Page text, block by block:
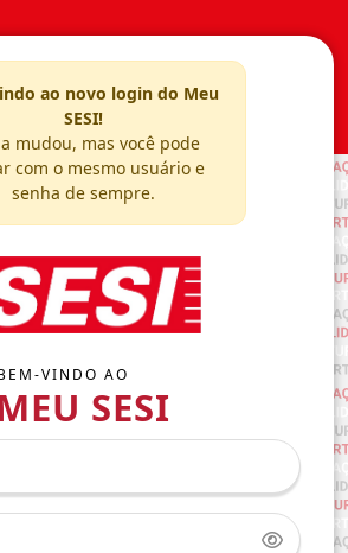
ao novo login do Meu
SESI!
mudou, mas você pode
com o mesmo usuário e
senha de sempre.
VINDO AO
SESI